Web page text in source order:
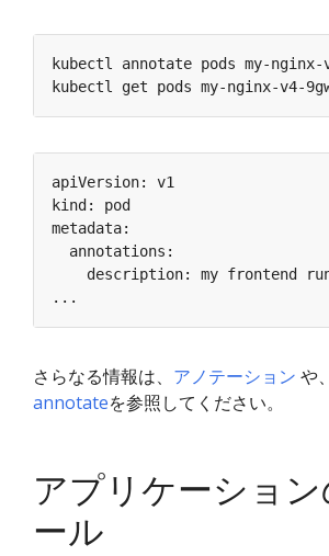
kubectl annotate pods my-nginx-
さらなる情報は、 アノテーション や、
annotateを参照してください。
アプリケーショ
ール